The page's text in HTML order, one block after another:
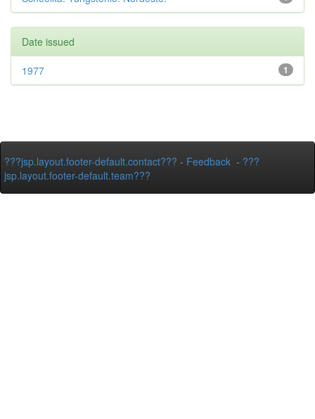
Date issued
1
1977
???jsp.layout.footer-default.contact??? - Feedback - ???
jsp.layout.footer-default.team???